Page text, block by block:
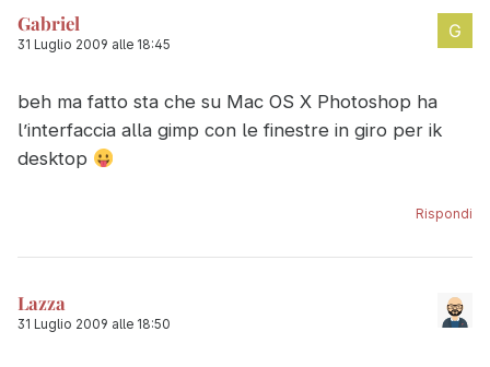
Gabriel
31 Luglio 2009 alle 18:45
beh ma fatto sta che su Mac OS X Photoshop ha
l’interfaccia alla gimp con le finestre in giro per ik
desktop
Rispondi
Lazza
31 Luglio 2009 alle 18:50